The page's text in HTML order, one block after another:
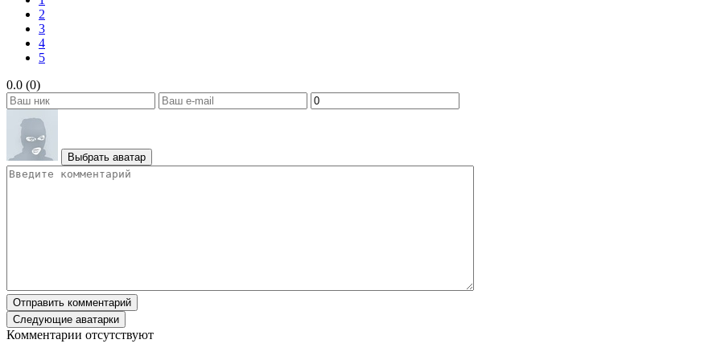
2
3
4
5
0.0 (0)
Выбрать аватар
Отправить комментарий
Следующие аватарки
Комментарии отсутствуют